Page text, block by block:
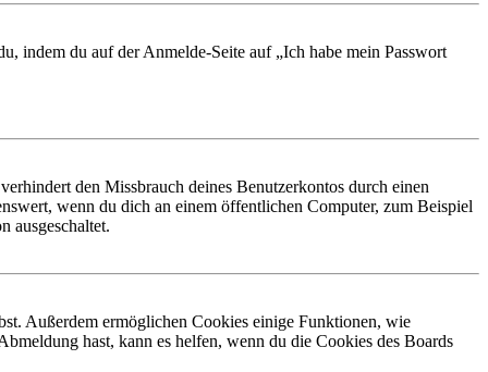
indem du auf der Anmelde-Seite auf „Ich habe mein Passwort
den Missbrauch deines Benutzerkontos durch einen
wenn du dich an einem öffentlichen Computer, zum Beispiel
ausgeschaltet.
Außerdem ermöglichen Cookies einige Funktionen, wie
hast, kann es helfen, wenn du die Cookies des Boards